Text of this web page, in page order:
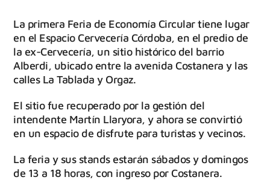
La primera Feria de Economía Circular tiene lugar
en el Espacio Cervecería Córdoba, en el predio de
la ex-Cervecería, un sitio histórico del barrio
Alberdi, ubicado entre la avenida Costanera y las
calles La Tablada y Orgaz.
El sitio fue recuperado por la gestión del
intendente Martín Llaryora, y ahora se convirtió
en un espacio de disfrute para turistas y vecinos.
La feria y sus stands estarán sábados y domingos
de 13 a 18 horas, con ingreso por Costanera.